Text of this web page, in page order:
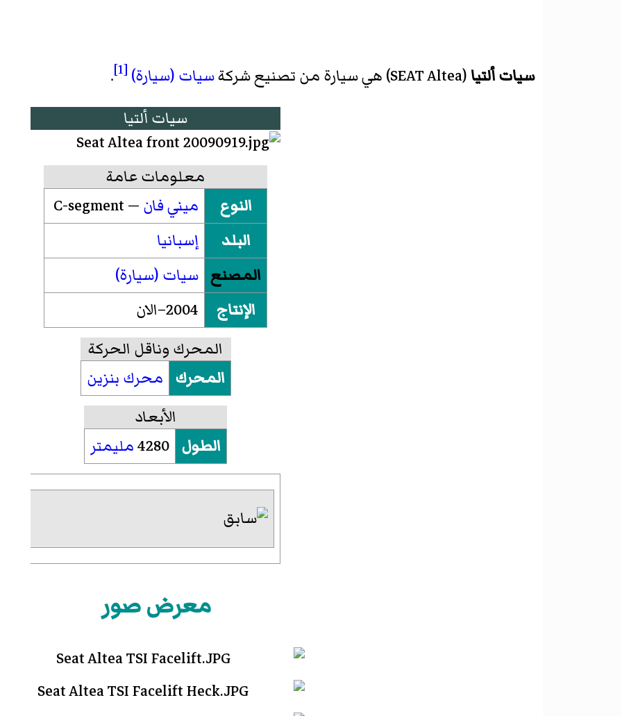
سيات ألتيا (
SEAT Altea)‏ هي سيارة من تصنيع شركةسيات (سيارة) [1]
.
سيات ألتيا
معلومات عامة
النوع
ميني فان — C-segment
البلد
إسبانيا
المصنع سيات (سيارة)
الإنتاج
2004–الان
المحرك وناقل الحركة
المحرك محرك بنزين
الأبعاد
الطول 4280مليمتر
معرض صور